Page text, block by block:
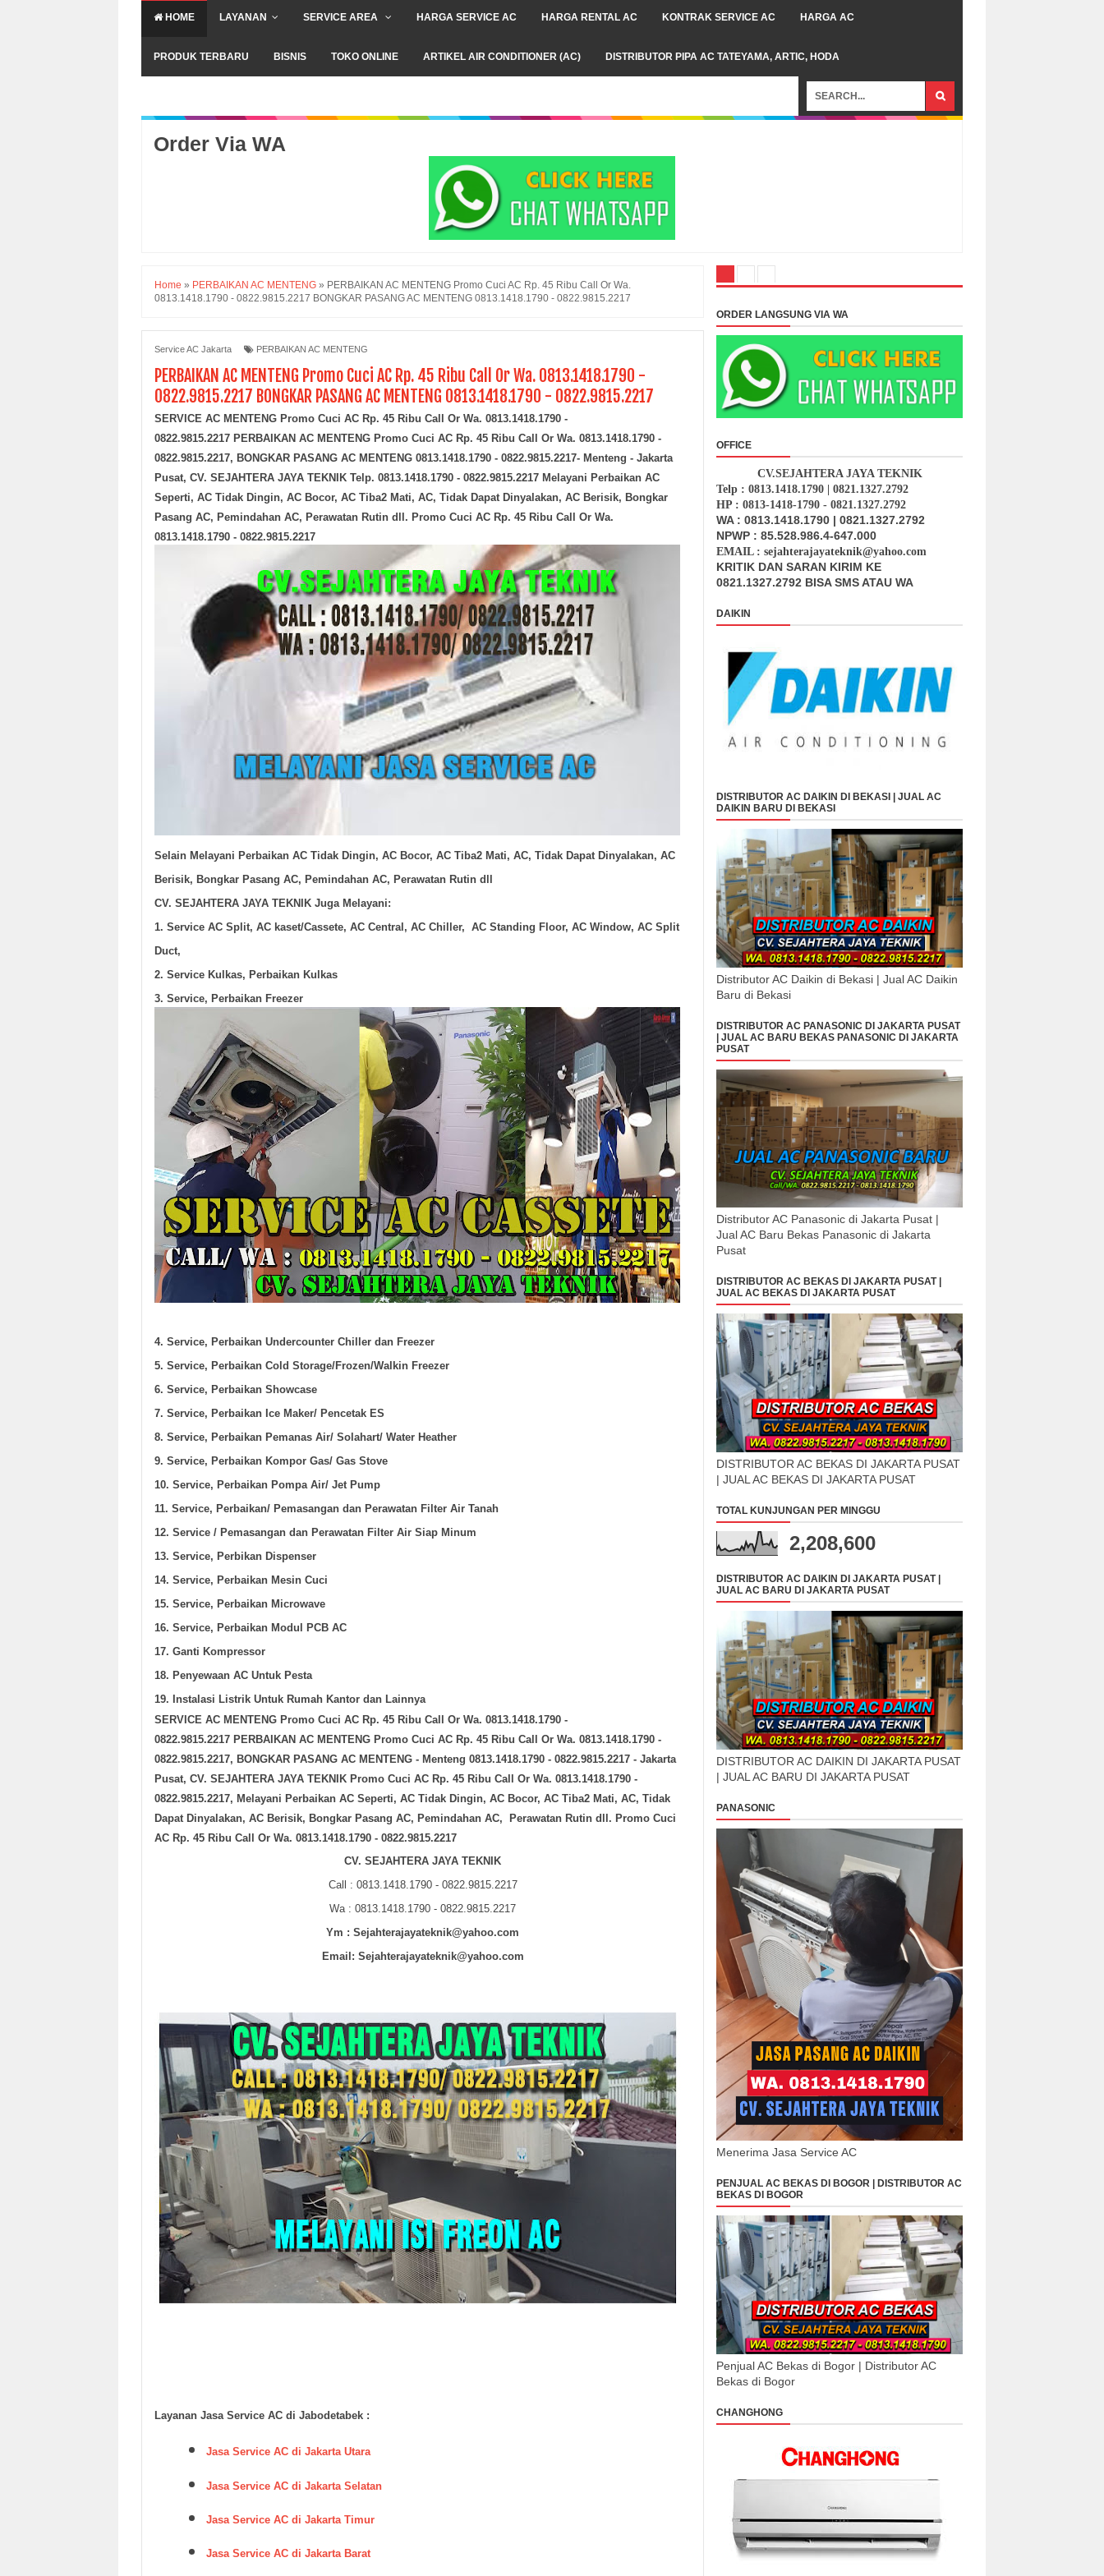
HOME LAYANAN SERVICE AREA HARGA SERVICE AC HARGA RENTAL AC KONTRAK SERVICE AC HARGA AC
PRODUK TERBARU BISNIS TOKO ONLINE ARTIKEL AIR CONDITIONER (AC) DISTRIBUTOR PIPA AC TATEYAMA, ARTIC, HODA
Order Via WA
Home » PERBAIKAN AC MENTENG » PERBAIKAN AC MENTENG Promo Cuci AC Rp. 45 Ribu Call Or Wa.
0813.1418.1790 - 0822.9815.2217 BONGKAR PASANG AC MENTENG 0813.1418.1790 - 0822.9815.2217
Service AC Jakarta PERBAIKAN AC MENTENG
PERBAIKAN AC MENTENG Promo Cuci AC Rp. 45 Ribu Call Or Wa. 0813.1418.1790 -
0822.9815.2217 BONGKAR PASANG AC MENTENG 0813.1418.1790 - 0822.9815.2217
SERVICE AC MENTENG Promo Cuci AC Rp. 45 Ribu Call Or Wa. 0813.1418.1790 -
0822.9815.2217 PERBAIKAN AC MENTENG Promo Cuci AC Rp. 45 Ribu Call Or Wa. 0813.1418.1790 -
0822.9815.2217, BONGKAR PASANG AC MENTENG 0813.1418.1790 - 0822.9815.2217- Menteng - Jakarta
Pusat, CV. SEJAHTERA JAYA TEKNIK Telp. 0813.1418.1790 - 0822.9815.2217 Melayani Perbaikan AC
Seperti, AC Tidak Dingin, AC Bocor, AC Tiba2 Mati, AC, Tidak Dapat Dinyalakan, AC Berisik, Bongkar
Pasang AC, Pemindahan AC, Perawatan Rutin dll. Promo Cuci AC Rp. 45 Ribu Call Or Wa.
0813.1418.1790 - 0822.9815.2217
Selain Melayani Perbaikan AC Tidak Dingin, AC Bocor, AC Tiba2 Mati, AC, Tidak Dapat Dinyalakan, AC
Berisik, Bongkar Pasang AC, Pemindahan AC, Perawatan Rutin dll
CV. SEJAHTERA JAYA TEKNIK Juga Melayani:
1. Service AC Split, AC kaset/Cassete, AC Central, AC Chiller, AC Standing Floor, AC Window, AC Split
Duct,
2. Service Kulkas, Perbaikan Kulkas
3. Service, Perbaikan Freezer
4. Service, Perbaikan Undercounter Chiller dan Freezer
5. Service, Perbaikan Cold Storage/Frozen/Walkin Freezer
6. Service, Perbaikan Showcase
7. Service, Perbaikan Ice Maker/ Pencetak ES
8. Service, Perbaikan Pemanas Air/ Solahart/ Water Heather
9. Service, Perbaikan Kompor Gas/ Gas Stove
10. Service, Perbaikan Pompa Air/ Jet Pump
11. Service, Perbaikan/ Pemasangan dan Perawatan Filter Air Tanah
12. Service / Pemasangan dan Perawatan Filter Air Siap Minum
13. Service, Perbikan Dispenser
14. Service, Perbaikan Mesin Cuci
15. Service, Perbaikan Microwave
16. Service, Perbaikan Modul PCB AC
17. Ganti Kompressor
18. Penyewaan AC Untuk Pesta
19. Instalasi Listrik Untuk Rumah Kantor dan Lainnya
SERVICE AC MENTENG Promo Cuci AC Rp. 45 Ribu Call Or Wa. 0813.1418.1790 -
0822.9815.2217 PERBAIKAN AC MENTENG Promo Cuci AC Rp. 45 Ribu Call Or Wa. 0813.1418.1790 -
0822.9815.2217, BONGKAR PASANG AC MENTENG - Menteng 0813.1418.1790 - 0822.9815.2217 - Jakarta
Pusat, CV. SEJAHTERA JAYA TEKNIK Promo Cuci AC Rp. 45 Ribu Call Or Wa. 0813.1418.1790 -
0822.9815.2217, Melayani Perbaikan AC Seperti, AC Tidak Dingin, AC Bocor, AC Tiba2 Mati, AC, Tidak
Dapat Dinyalakan, AC Berisik, Bongkar Pasang AC, Pemindahan AC, Perawatan Rutin dll. Promo Cuci
AC Rp. 45 Ribu Call Or Wa. 0813.1418.1790 - 0822.9815.2217
CV. SEJAHTERA JAYA TEKNIK
Call : 0813.1418.1790 - 0822.9815.2217
Wa : 0813.1418.1790 - 0822.9815.2217
Ym : Sejahterajayateknik@yahoo.com
Email: Sejahterajayateknik@yahoo.com
Layanan Jasa Service AC di Jabodetabek :
Jasa Service AC di Jakarta Utara
Jasa Service AC di Jakarta Selatan
Jasa Service AC di Jakarta Timur
Jasa Service AC di Jakarta Barat
ORDER LANGSUNG VIA WA
OFFICE
CV.SEJAHTERA JAYA TEKNIK
Telp : 0813.1418.1790 | 0821.1327.2792
HP : 0813-1418-1790 - 0821.1327.2792
WA : 0813.1418.1790 | 0821.1327.2792
NPWP : 85.528.986.4-647.000
EMAIL : sejahterajayateknik@yahoo.com
KRITIK DAN SARAN KIRIM KE
0821.1327.2792 BISA SMS ATAU WA
DAIKIN
DISTRIBUTOR AC DAIKIN DI BEKASI | JUAL AC
DAIKIN BARU DI BEKASI
Distributor AC Daikin di Bekasi | Jual AC Daikin
Baru di Bekasi
DISTRIBUTOR AC PANASONIC DI JAKARTA PUSAT
| JUAL AC BARU BEKAS PANASONIC DI JAKARTA
PUSAT
Distributor AC Panasonic di Jakarta Pusat |
Jual AC Baru Bekas Panasonic di Jakarta
Pusat
DISTRIBUTOR AC BEKAS DI JAKARTA PUSAT |
JUAL AC BEKAS DI JAKARTA PUSAT
DISTRIBUTOR AC BEKAS DI JAKARTA PUSAT
| JUAL AC BEKAS DI JAKARTA PUSAT
TOTAL KUNJUNGAN PER MINGGU
2,208,600
DISTRIBUTOR AC DAIKIN DI JAKARTA PUSAT |
JUAL AC BARU DI JAKARTA PUSAT
DISTRIBUTOR AC DAIKIN DI JAKARTA PUSAT
| JUAL AC BARU DI JAKARTA PUSAT
PANASONIC
Menerima Jasa Service AC
PENJUAL AC BEKAS DI BOGOR | DISTRIBUTOR AC
BEKAS DI BOGOR
Penjual AC Bekas di Bogor | Distributor AC
Bekas di Bogor
CHANGHONG